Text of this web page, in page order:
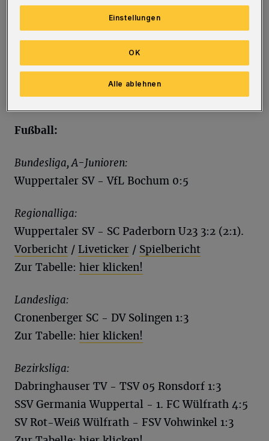
Bundesliga, Männer:
RESG Walsum - RSC Cronenberg 4:5
IGR Remscheid - SC Moskitos Wuppertal 1:3
Fußball:
Bundesliga, A-Junioren:
Wuppertaler SV - VfL Bochum 0:5
Regionalliga:
Wuppertaler SV - SC Paderborn U23 3:2 (2:1).
Vorbericht / Liveticker / Spielbericht
Zur Tabelle: hier klicken!
Landesliga:
Cronenberger SC - DV Solingen 1:3
Zur Tabelle: hier klicken!
Bezirksliga:
Dabringhauser TV - TSV 05 Ronsdorf 1:3
SSV Germania Wuppertal - 1. FC Wülfrath 4:5
SV Rot-Weiß Wülfrath - FSV Vohwinkel 1:3
Einstellungen
Alle ablehnen
OK